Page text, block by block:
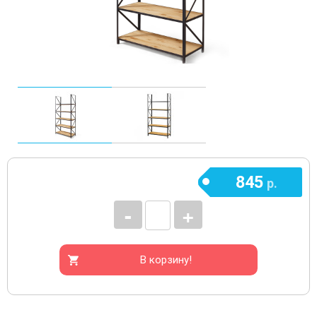
+
-
845 р.
В корзину!